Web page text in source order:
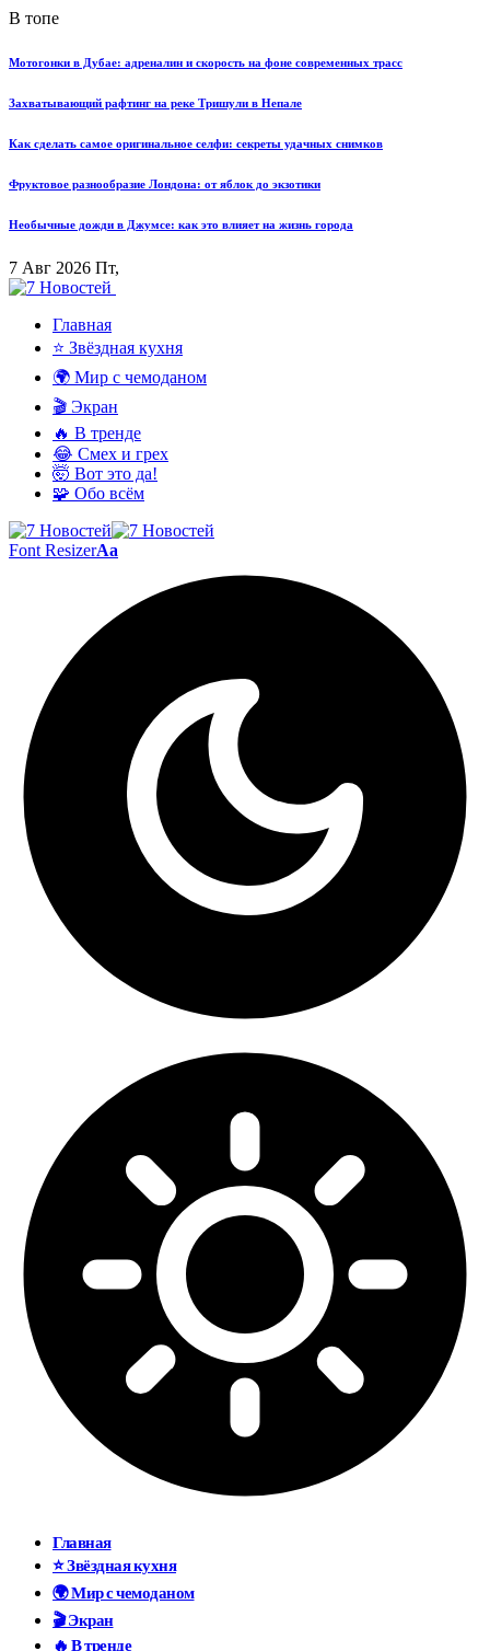
В топе
Мотогонки в Дубае: адреналин и скорость на фоне современных трасс
Захватывающий рафтинг на реке Тришули в Непале
Как сделать самое оригинальное селфи: секреты удачных снимков
Фруктовое разнообразие Лондона: от яблок до экзотики
Необычные дожди в Джумсе: как это влияет на жизнь города
7 Авг 2026 Пт,
Главная
⭐ Звёздная кухня
🌍 Мир с чемоданом
🎬 Экран
🔥 В тренде
😂 Смех и грех
🤯 Вот это да!
🧩 Обо всём
Font ResizerAa
Главная
⭐ Звёздная кухня
🌍 Мир с чемоданом
🎬 Экран
🔥 В тренде